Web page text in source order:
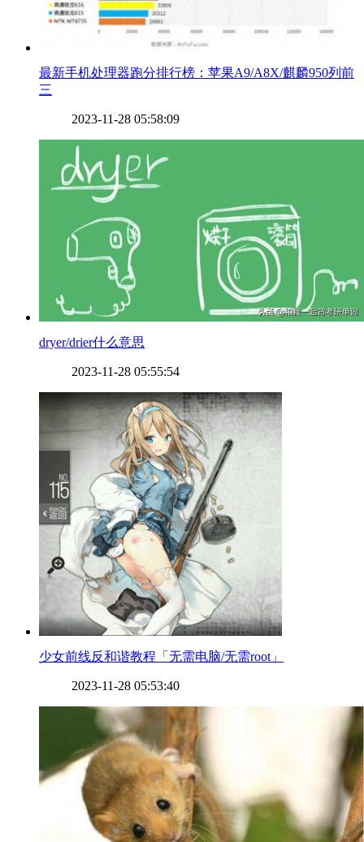
​最新手机处理器跑分排行榜：苹果A9/A8X/麒麟950列前
三
2023-11-28 05:58:09
​dryer/drier什么意思
2023-11-28 05:55:54
​少女前线反和谐教程「无需电脑/无需root」
2023-11-28 05:53:40